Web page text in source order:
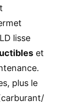
lisse
et
plus le